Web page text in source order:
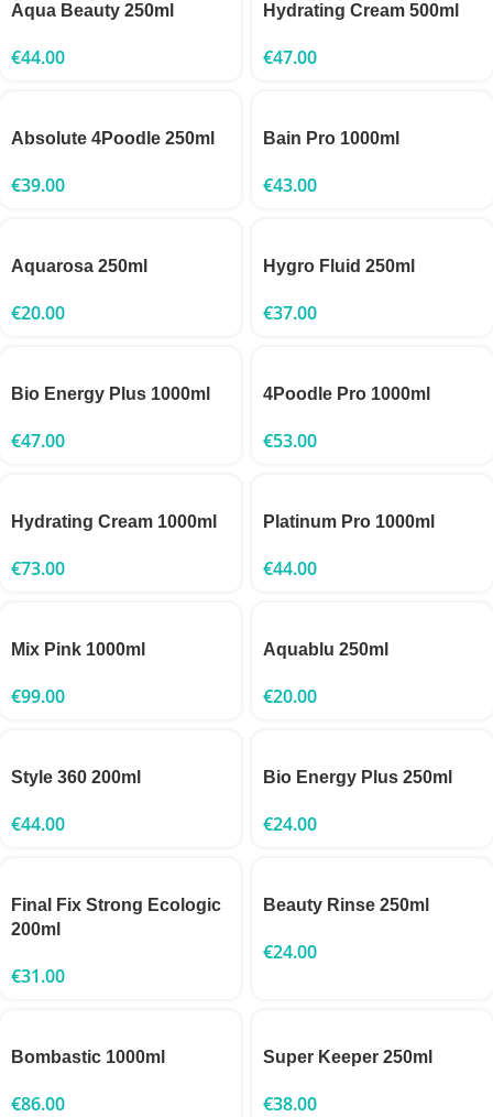
Aqua Beauty 250ml
€44.00
Hydrating Cream 500ml
€47.00
Absolute 4Poodle 250ml
€39.00
Bain Pro 1000ml
€43.00
Aquarosa 250ml
€20.00
Hygro Fluid 250ml
€37.00
Bio Energy Plus 1000ml
€47.00
4Poodle Pro 1000ml
€53.00
Hydrating Cream 1000ml
€73.00
Platinum Pro 1000ml
€44.00
Mix Pink 1000ml
€99.00
Aquablu 250ml
€20.00
Style 360 200ml
€44.00
Bio Energy Plus 250ml
€24.00
Final Fix Strong Ecologic
200ml
€31.00
Beauty Rinse 250ml
€24.00
Bombastic 1000ml
€86.00
Super Keeper 250ml
€38.00